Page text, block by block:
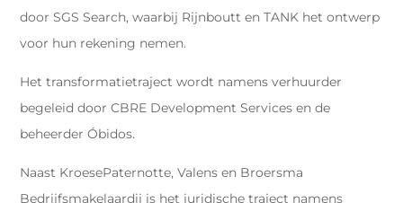
door SGS Search, waarbij Rijnboutt en TANK het ontwerp
voor hun rekening nemen.
Het transformatietraject wordt namens verhuurder
begeleid door CBRE Development Services en de
beheerder Óbidos.
Naast KroesePaternotte, Valens en Broersma
Bedrijfsmakelaardij is het juridische traject namens